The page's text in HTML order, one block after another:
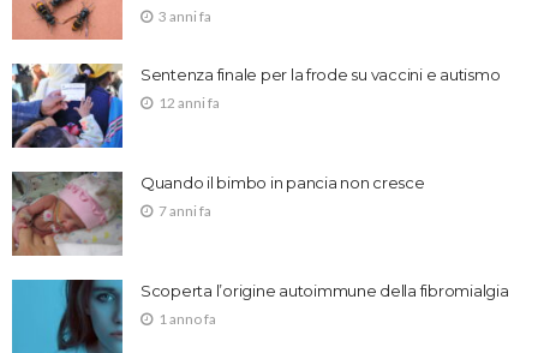
3 anni fa
Sentenza finale per la frode su vaccini e autismo
12 anni fa
Quando il bimbo in pancia non cresce
7 anni fa
Scoperta l’origine autoimmune della fibromialgia
1 anno fa